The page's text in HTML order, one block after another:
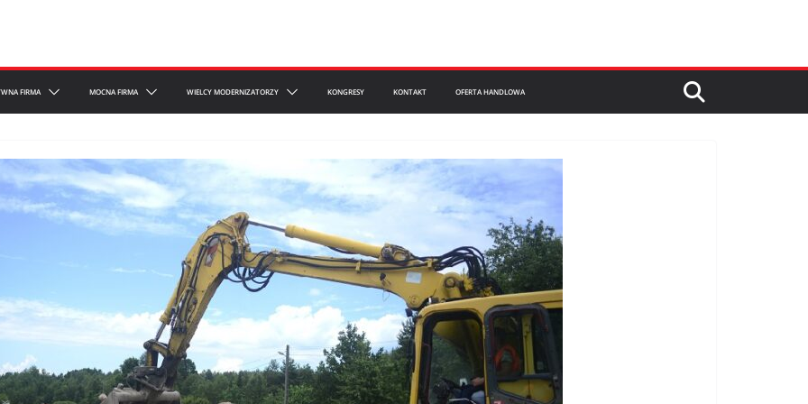
FIRMA MOCNA FIRMA WIELCY MODERNIZATORZY KONGRESY KONTAKT OFERTA HANDLOWA